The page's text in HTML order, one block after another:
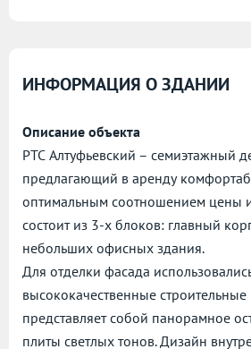
ИНФОРМАЦИЯ О ЗДАНИИ
Описание объекта
РТС Алтуфьевский – семиэтажный
предлагающий в аренду
оптимальным соотношением цены
состоит из 3-х блоков: главный
небольших офисных здания.
Для отделки фасада
высококачественные строительные
представляет собой панорамное
плиты светлых тонов. Дизайн